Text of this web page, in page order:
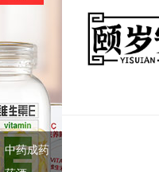
中药成药